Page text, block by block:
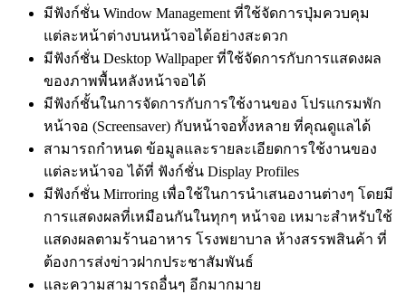
มีฟังก์ชั่น Window Management ที่ใช้จัดการปุ่มควบคุม
แต่ละหน้าต่างบนหน้าจอได้อย่างสะดวก
มีฟังก์ชั่น Desktop Wallpaper ที่ใช้จัดการกับการแสดงผล
ของภาพพื้นหลังหน้าจอได้
มีฟังก์ชั้นในการจัดการกับการใช้งานของ โปรแกรมพัก
หน้าจอ (Screensaver) กับหน้าจอทั้งหลาย ที่คุณดูแลได้
สามารถกำหนด ข้อมูลและรายละเอียดการใช้งานของ
แต่ละหน้าจอ ได้ที่ ฟังก์ชั่น Display Profiles
มีฟังก์ชั่น Mirroring เพื่อใช้ในการนำเสนองานต่างๆ โดยมี
การแสดงผลที่เหมือนกันในทุกๆ หน้าจอ เหมาะสำหรับใช้
แสดงผลตามร้านอาหาร โรงพยาบาล ห้างสรรพสินค้า ที่
ต้องการส่งข่าวฝากประชาสัมพันธ์
และความสามารถอื่นๆ อีกมากมาย